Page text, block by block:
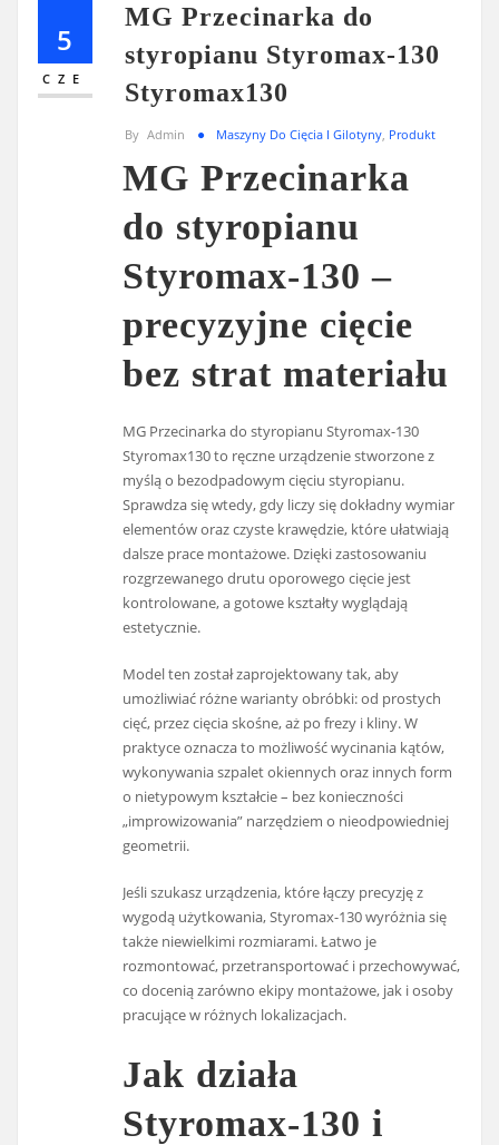
5
CZE
MG Przecinarka do
styropianu Styromax-130
Styromax130
By Admin Maszyny Do Cięcia I Gilotyny Produkt
MG Przecinarka
do styropianu
Styromax-130 –
precyzyjne cięcie
bez strat materiału
MG Przecinarka do styropianu Styromax-130
Styromax130 to ręczne urządzenie stworzone z
myślą o bezodpadowym cięciu styropianu.
Sprawdza się wtedy, gdy liczy się dokładny wymiar
elementów oraz czyste krawędzie, które ułatwiają
dalsze prace montażowe. Dzięki zastosowaniu
rozgrzewanego drutu oporowego cięcie jest
kontrolowane, a gotowe kształty wyglądają
estetycznie.
Model ten został zaprojektowany tak, aby
umożliwiać różne warianty obróbki: od prostych
cięć, przez cięcia skośne, aż po frezy i kliny. W
praktyce oznacza to możliwość wycinania kątów,
wykonywania szpalet okiennych oraz innych form
o nietypowym kształcie – bez konieczności
„improwizowania” narzędziem o nieodpowiedniej
geometrii.
Jeśli szukasz urządzenia, które łączy precyzję z
wygodą użytkowania, Styromax-130 wyróżnia się
także niewielkimi rozmiarami. Łatwo je
rozmontować, przetransportować i przechowywać,
co docenią zarówno ekipy montażowe, jak i osoby
pracujące w różnych lokalizacjach.
Jak działa
Styromax-130 i